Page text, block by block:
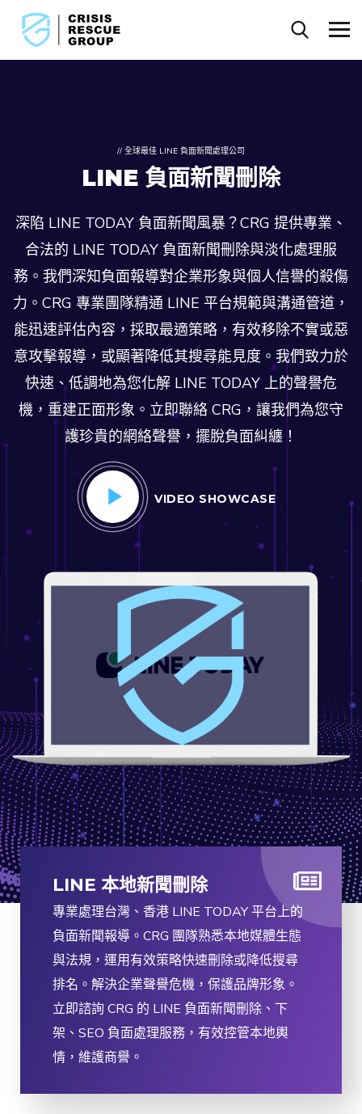
// 全球最佳 LINE 負面新聞處理公司
LINE 負面新聞刪除
深陷 LINE TODAY 負面新聞風暴？CRG 提供專業、
合法的 LINE TODAY 負面新聞刪除與淡化處理服
務。我們深知負面報導對企業形象與個人信譽的殺傷
力。CRG 專業團隊精通 LINE 平台規範與溝通管道，
能迅速評估內容，採取最適策略，有效移除不實或惡
意攻擊報導，或顯著降低其搜尋能見度。我們致力於
快速、低調地為您化解 LINE TODAY 上的聲譽危
機，重建正面形象。立即聯絡 CRG，讓我們為您守
護珍貴的網絡聲譽，擺脫負面糾纏！
VIDEO SHOWCASE
LINE 本地新聞刪除
專業處理台灣、香港 LINE TODAY 平台上的
負面新聞報導。CRG 團隊熟悉本地媒體生態
與法規，運用有效策略快速刪除或降低搜尋
排名。解決企業聲譽危機，保護品牌形象。
立即諮詢 CRG 的 LINE 負面新聞刪除、下
架、SEO 負面處理服務，有效控管本地輿
情，維護商譽。